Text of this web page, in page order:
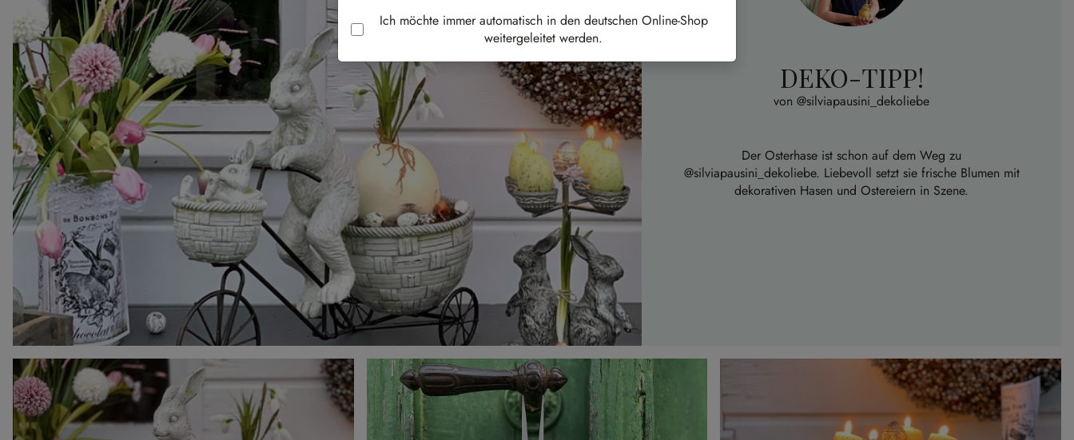
DEKO-TIPP!
von @silviapausini_dekoliebe
Der Osterhase ist schon auf dem Weg zu
@silviapausini_dekoliebe. Liebevoll setzt sie frische Blumen mit
dekorativen Hasen und Ostereiern in Szene.
Ich möchte immer automatisch in den deutschen Online-Shop
weitergeleitet werden.